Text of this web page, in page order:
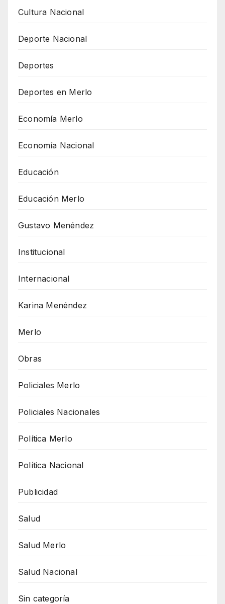
Cultura Nacional
Deporte Nacional
Deportes
Deportes en Merlo
Economía Merlo
Economía Nacional
Educación
Educación Merlo
Gustavo Menéndez
Institucional
Internacional
Karina Menéndez
Merlo
Obras
Policiales Merlo
Policiales Nacionales
Política Merlo
Política Nacional
Publicidad
Salud
Salud Merlo
Salud Nacional
Sin categoría